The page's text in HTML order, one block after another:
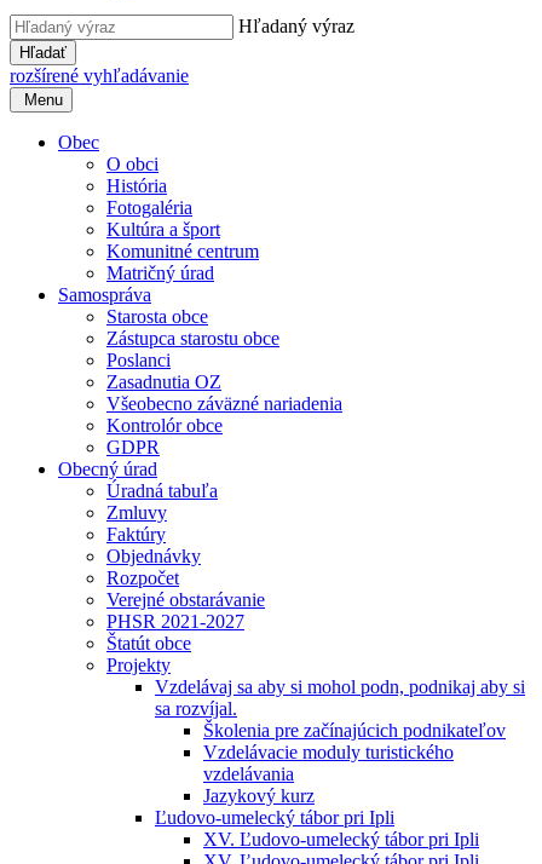
Hľadaný výraz
Hľadať
rozšírené vyhľadávanie
Menu
Obec
O obci
História
Fotogaléria
Kultúra a šport
Komunitné centrum
Matričný úrad
Samospráva
Starosta obce
Zástupca starostu obce
Poslanci
Zasadnutia OZ
Všeobecno záväzné nariadenia
Kontrolór obce
GDPR
Obecný úrad
Úradná tabuľa
Zmluvy
Faktúry
Objednávky
Rozpočet
Verejné obstarávanie
PHSR 2021-2027
Štatút obce
Projekty
Vzdelávaj sa aby si mohol podn, podnikaj aby si
sa rozvíjal.
Školenia pre začínajúcich podnikateľov
Vzdelávacie moduly turistického
vzdelávania
Jazykový kurz
Ľudovo-umelecký tábor pri Ipli
XV. Ľudovo-umelecký tábor pri Ipli